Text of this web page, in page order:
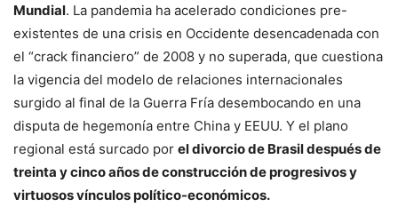
Mundial. La pandemia ha acelerado condiciones pre-
existentes de una crisis en Occidente desencadenada con
el “crack financiero” de 2008 y no superada, que cuestiona
la vigencia del modelo de relaciones internacionales
surgido al final de la Guerra Fría desembocando en una
disputa de hegemonía entre China y EEUU. Y el plano
regional está surcado por el divorcio de Brasil después de
treinta y cinco años de construcción de progresivos y
virtuosos vínculos político-económicos.